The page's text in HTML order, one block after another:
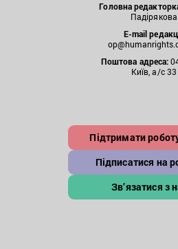
Головна
Падірякова
E-mail
Поштова адреса:
Київ, а/с 33
Підтримати
Підписатися на
Зв’язатися з